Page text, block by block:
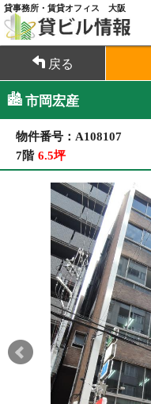
貸事務所・賃貸オフィス 大阪
戻る
市岡宏産
物件番号：A108107
7階 6.5坪